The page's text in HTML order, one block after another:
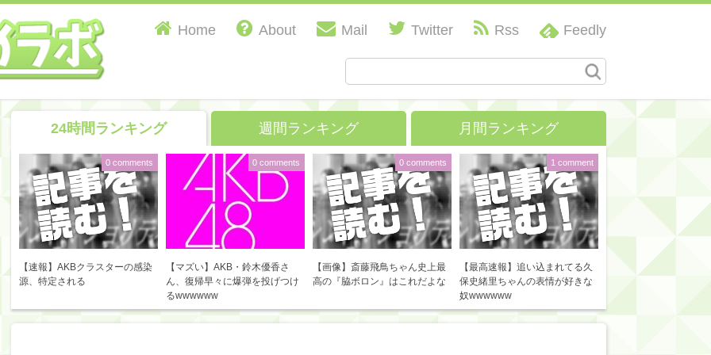
Home About Mail Twitter Rss Feedly
24時間ランキング 週間ランキング 月間ランキング
【速報】AKBクラスターの感染
源、特定される
0 comments
【マズい】AKB・鈴木優香さ
ん、復帰早々に爆弾を投げつけ
るwwwwww
0 comments
【画像】斎藤飛鳥ちゃん史上最
高の『脇ボロン』はこれだよな
0 comments
【最高速報】追い込まれてる久
保史緒里ちゃんの表情が好きな
奴wwwwww
1 comment